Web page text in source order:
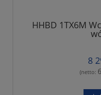
HHBD 1TX6M
8
(netto: